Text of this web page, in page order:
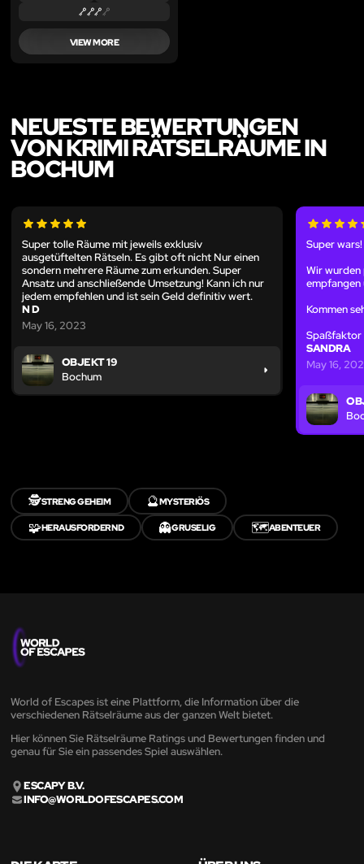
VIEW MORE
NEUESTE BEWERTUNGEN
VON KRIMI RÄTSELRÄUME IN
BOCHUM
Super tolle Räume mit jeweils exklusiv
ausgetüftelten Rätseln. Es gibt oft nicht Nur einen
sondern mehrere Räume zum erkunden. Super
Ansatz und anschließende Umsetzung! Kann ich nur
jedem empfehlen und ist sein Geld definitiv wert.
N D
May 16, 2023
OBJEKT 19
Bochum
Super wars!
Wir
empfangen
Kommen
Spaßfaktor
SANDRA
May 16,
🕵️STRENG GEHEIM 🔮MYSTERIÖS
🧩HERAUSFORDERND 👻GRUSELIG 🗺️ABENTEUER
World of Escapes ist eine Plattform, die Information über die
verschiedenen Rätselräume aus der ganzen Welt bietet.
Hier können Sie Rätselräume Ratings und Bewertungen finden und
genau für Sie ein passendes Spiel auswählen.
ESCAPY B.V.
INFO@WORLDOFESCAPES.COM